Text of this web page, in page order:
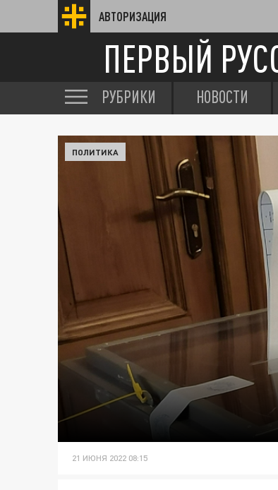
АВТОРИЗАЦИЯ
ПЕРВЫЙ
РУБРИКИ НОВОСТИ
ПОЛИТИКА
21 ИЮНЯ 2022 08:15